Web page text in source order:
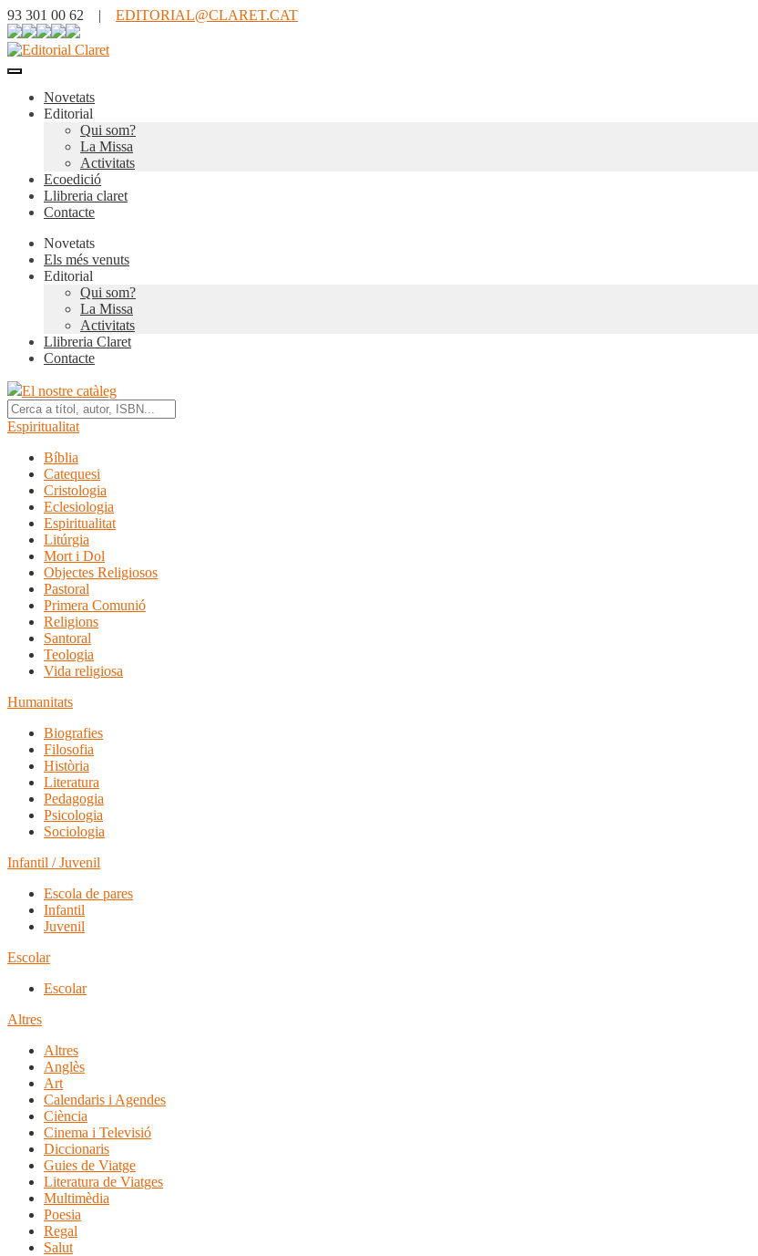
93 301 00 62 | EDITORIAL@CLARET.CAT
Novetats
Editorial
Qui som?
La Missa
Activitats
Ecoedició
Llibreria claret
Contacte
Novetats
Els més venuts
Editorial
Qui som?
La Missa
Activitats
Llibreria Claret
Contacte
El nostre catàleg
Espiritualitat
Bíblia
Catequesi
Cristologia
Eclesiologia
Espiritualitat
Litúrgia
Mort i Dol
Objectes Religiosos
Pastoral
Primera Comunió
Religions
Santoral
Teologia
Vida religiosa
Humanitats
Biografies
Filosofia
Història
Literatura
Pedagogia
Psicologia
Sociologia
Infantil / Juvenil
Escola de pares
Infantil
Juvenil
Escolar
Escolar
Altres
Altres
Anglès
Art
Calendaris i Agendes
Ciència
Cinema i Televisió
Diccionaris
Guies de Viatge
Literatura de Viatges
Multimèdia
Poesia
Regal
Salut